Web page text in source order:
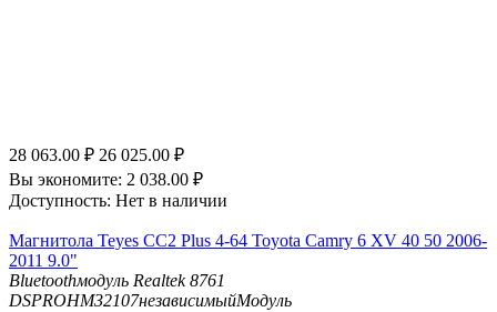
28 063.00 ₽ 26 025.00 ₽
Вы экономите: 2 038.00 ₽
Доступность: Нет в наличии
Магнитола Teyes CC2 Plus 4-64 Toyota Camry 6 XV 40 50 2006-
2011 9.0"
Bluetoothмодуль Realtek 8761
DSPROHM32107независимыйМодуль